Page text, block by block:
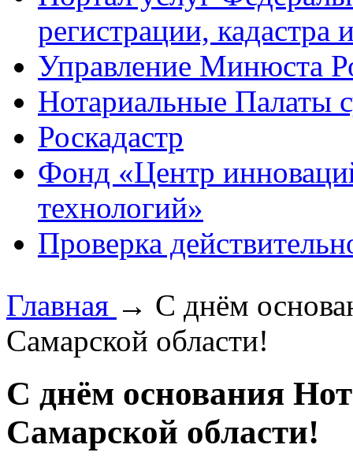
регистрации, кадастра
Управление Минюста
Нотариальные Палаты
Роскадастр
Фонд «Центр
технологий»
Проверка
Главная → С днём
Самарской области!
С днём основания
Самарской области!